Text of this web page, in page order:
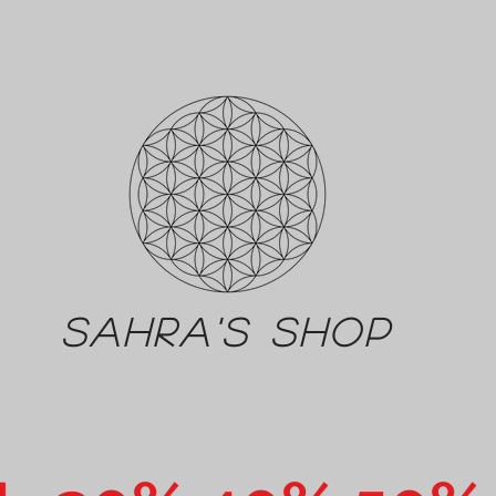
Sahra's shop